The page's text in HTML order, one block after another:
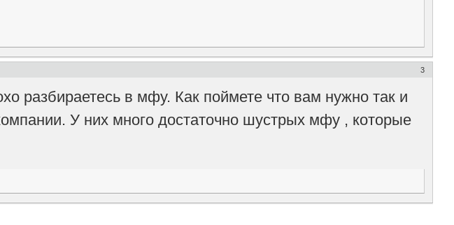
3
разбираетесь в мфу. Как поймете что вам нужно так и
У них много достаточно шустрых мфу , которые